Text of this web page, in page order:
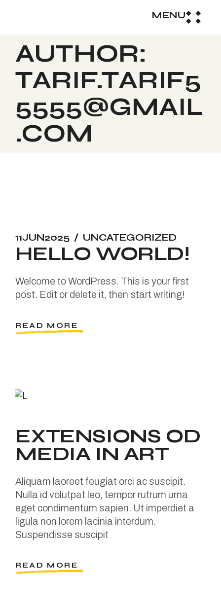
MENU
AUTHOR:
TARIF.TARIF5
5555@GMAIL
.COM
11JUN2025 UNCATEGORIZED
HELLO WORLD!
Welcome to WordPress. This is your first
post. Edit or delete it, then start writing!
READ MORE
EXTENSIONS OD
MEDIA IN ART
Aliquam laoreet feugiat orci ac suscipit.
Nulla id volutpat leo, tempor rutrum urna
eget condimentum sapien. Ut imperdiet a
ligula non lorem lacinia interdum.
Suspendisse suscipit
READ MORE